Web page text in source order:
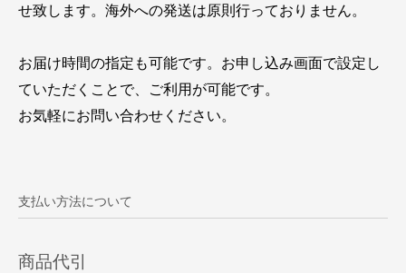
せ致します。海外への発送は原則行っておりません。
お届け時間の指定も可能です。お申し込み画面で設定し
ていただくことで、ご利用が可能です。
お気軽にお問い合わせください。
支払い方法について
商品代引